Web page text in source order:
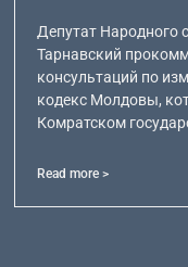
Депутат Народного
Тарнавский
консультаций по
кодекс Молдовы,
Комратском
Read more >